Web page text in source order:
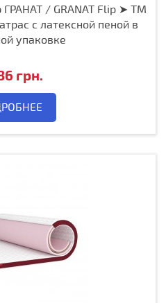
ГРАНАТ / GRANAT Flip ➤ ТМ
с латексной пеной в
упаковке
грн.